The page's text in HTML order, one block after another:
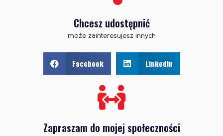
Chcesz udostępnić
może zainteresujesz innych
Facebook LinkedIn
Zapraszam do mojej społeczności